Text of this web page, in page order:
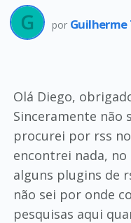
por Guilherme
Olá Diego,
Sinceramente não
procurei por rss
encontrei nada,
alguns plugins de
não sei por onde
pesquisas aqui